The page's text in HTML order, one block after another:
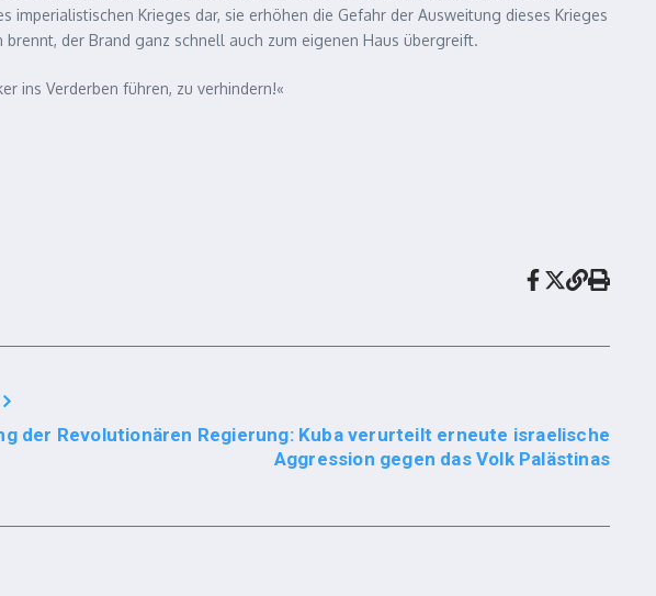
Krieges dar, sie erhöhen die Gefahr der Ausweitung dieses Krieges
der Brand ganz schnell auch zum eigenen Haus übergreift.
ins Verderben führen, zu verhindern!«
der Revolutionären Regierung: Kuba verurteilt erneute israelische
Aggression gegen das Volk Palästinas